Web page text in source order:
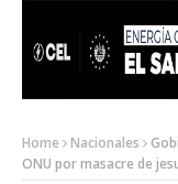
Home Nacionales
ONU por masacre de